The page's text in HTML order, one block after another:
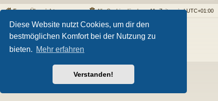
Diese Website nutzt Cookies, um dir den
bestmöglichen Komfort bei der Nutzung zu
bieten. Mehr erfahren
Verstanden!
Foren-Übersicht Alle Zeiten sindUTC+01:00
Alle Cookies löschen
Powered byphpBB® Forum Software © phpBB Limited
Style vonArty- phpBB 3.3 von MrGaby
Datenschutz